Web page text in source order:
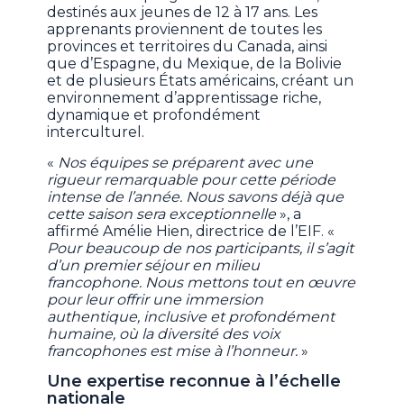
destinés aux jeunes de 12 à 17 ans. Les
apprenants proviennent de toutes les
provinces et territoires du Canada, ainsi
que d’Espagne, du Mexique, de la Bolivie
et de plusieurs États américains, créant un
environnement d’apprentissage riche,
dynamique et profondément
interculturel.
« Nos équipes se préparent avec une
rigueur remarquable pour cette période
intense de l’année. Nous savons déjà que
cette saison sera exceptionnelle», a
affirmé Amélie Hien, directrice de l’EIF. «
Pour beaucoup de nos participants, il s’agit
d’un premier séjour en milieu
francophone. Nous mettons tout en œuvre
pour leur offrir une immersion
authentique, inclusive et profondément
humaine, où la diversité des voix
francophones est mise à l’honneur.»
Une expertise reconnue à l’échelle
nationale